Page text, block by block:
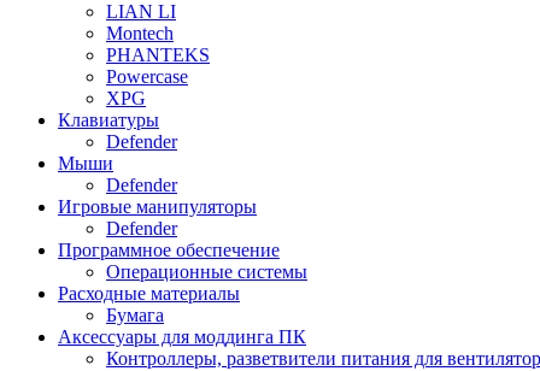
LIAN LI
Montech
PHANTEKS
Powercase
XPG
Клавиатуры
Defender
Мыши
Defender
Игровые манипуляторы
Defender
Программное обеспечение
Операционные системы
Расходные материалы
Бумага
Аксессуары для моддинга ПК
Контроллеры, разветвители питания для